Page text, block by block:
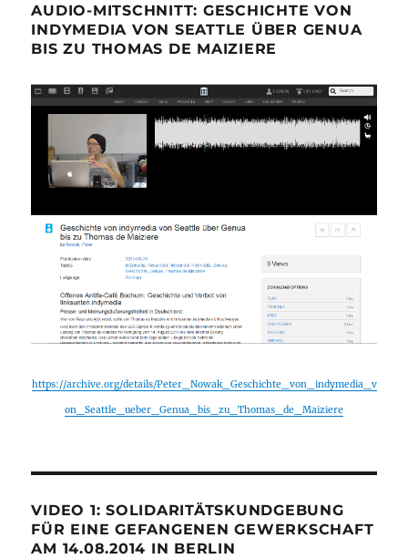
AUDIO-MITSCHNITT: GESCHICHTE VON
INDYMEDIA VON SEATTLE ÜBER GENUA
BIS ZU THOMAS DE MAIZIERE
https://archive.org/details/Peter_Nowak_Geschichte_von_indymedia_v
on_Seattle_ueber_Genua_bis_zu_Thomas_de_Maiziere
VIDEO 1: SOLIDARITÄTSKUNDGEBUNG
FÜR EINE GEFANGENEN GEWERKSCHAFT
AM 14.08.2014 IN BERLIN